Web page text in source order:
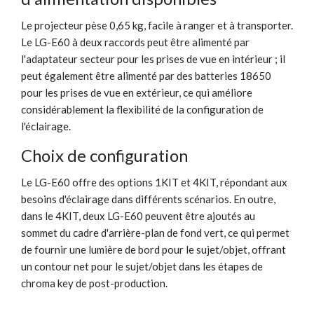
Le projecteur pèse 0,65 kg, facile à ranger et à transporter.
Le LG-E60 à deux raccords peut être alimenté par
l'adaptateur secteur pour les prises de vue en intérieur ; il
peut également être alimenté par des batteries 18650
pour les prises de vue en extérieur, ce qui améliore
considérablement la flexibilité de la configuration de
l'éclairage.
Choix de configuration
Le LG-E60 offre des options 1KIT et 4KIT, répondant aux
besoins d'éclairage dans différents scénarios. En outre,
dans le 4KIT, deux LG-E60 peuvent être ajoutés au
sommet du cadre d'arrière-plan de fond vert, ce qui permet
de fournir une lumière de bord pour le sujet/objet, offrant
un contour net pour le sujet/objet dans les étapes de
chroma key de post-production.